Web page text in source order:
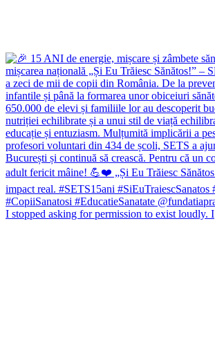
I stopped asking for permission to exist loudly. I